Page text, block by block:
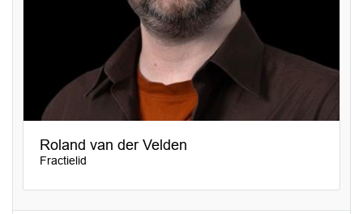
Roland van der Velden
Fractielid